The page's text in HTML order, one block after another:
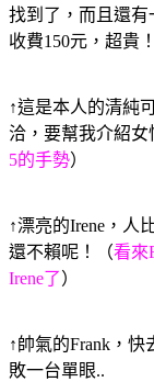
找到了，而且還
收費150元，超貴！
↑這是本人的清純
洽，要幫我介紹
5的手勢）
↑漂亮的Irene，人
還不賴呢 ！（看來
Irene了）
↑帥氣的Frank，
敗一台單眼..